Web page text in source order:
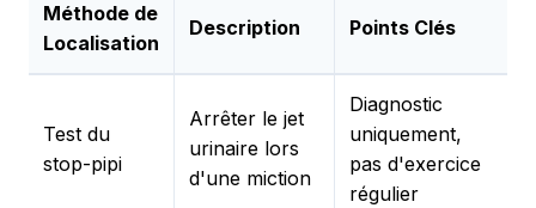
Méthode de
Localisation
Description Points Clés
Test du
stop-pipi
Arrêter le jet
urinaire lors
d'une miction
Diagnostic
uniquement,
pas d'exercice
régulier